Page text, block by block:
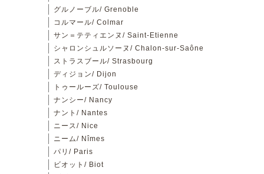
グルノーブル/ Grenoble
コルマール/ Colmar
サン＝テティエンヌ/ Saint-Etienne
シャロンシュルソーヌ/ Chalon-sur-Saône
ストラスブール/ Strasbourg
ディジョン/ Dijon
トゥールーズ/ Toulouse
ナンシー/ Nancy
ナント/ Nantes
ニース/ Nice
ニーム/ Nîmes
パリ/ Paris
ビオット/ Biot